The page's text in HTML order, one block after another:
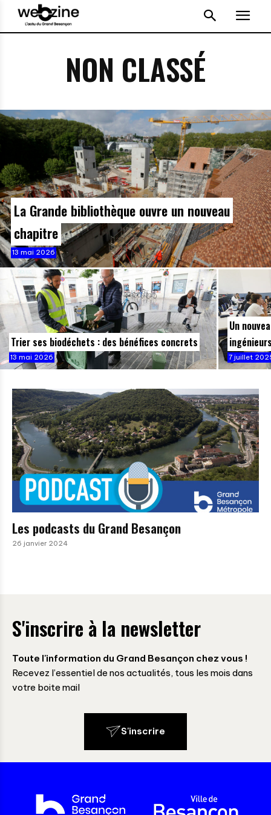
NON CLASSÉ
La Grande bibliothèque ouvre un nouveau
chapitre
13 mai 2026
Trier ses biodéchets : des bénéfices concrets
13 mai 2026
Un
7 juillet
Les podcasts du Grand Besançon
26 janvier 2024
S'inscrire à la newsletter
Toute l'information du Grand Besançon chez vous !
Recevez l’essentiel de nos actualités, tous les mois dans
votre boite mail
S'inscrire